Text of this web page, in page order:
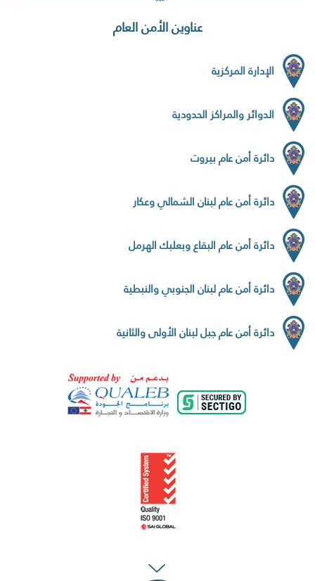
عناوين الأمن العام
الإدارة المركزية
الدوائر والمراكز الحدودية
دائرة أمن عام بيروت
دائرة أمن عام لبنان الشمالي وعكار
دائرة أمن عام البقاع وبعلبك الهرمل
دائرة أمن عام لبنان الجنوبي والنبطية
دائرة أمن عام جبل لبنان الأولى والثانية